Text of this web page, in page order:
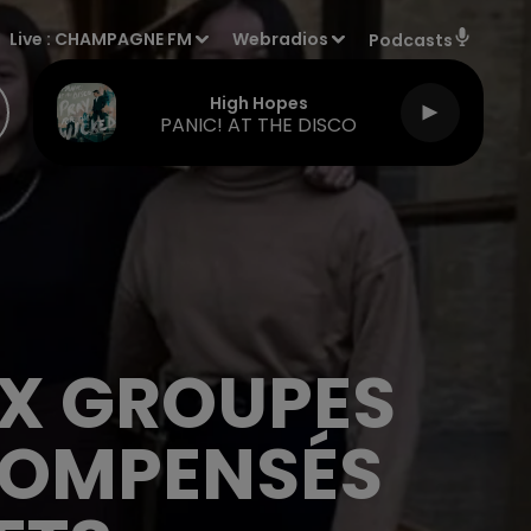
Live : CHAMPAGNE FM Webradios Podcasts
High Hopes
PANIC! AT THE DISCO
GROUPES